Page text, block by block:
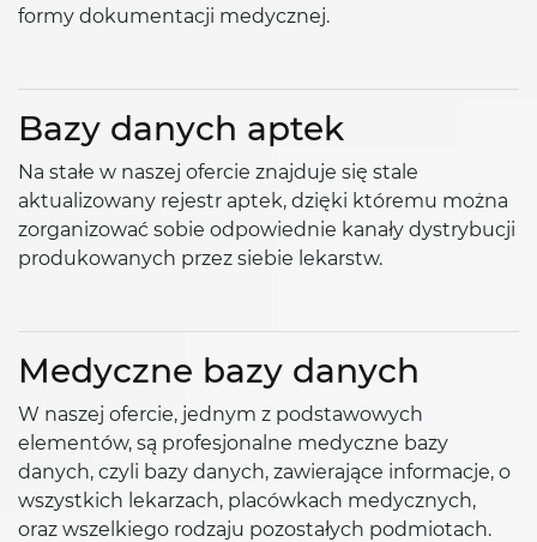
formy dokumentacji medycznej.
Bazy danych aptek
Na stałe w naszej ofercie znajduje się stale
aktualizowany rejestr aptek, dzięki któremu można
zorganizować sobie odpowiednie kanały dystrybucji
produkowanych przez siebie lekarstw.
Medyczne bazy danych
W naszej ofercie, jednym z podstawowych
elementów, są profesjonalne medyczne bazy
danych, czyli bazy danych, zawierające informacje, o
wszystkich lekarzach, placówkach medycznych,
oraz wszelkiego rodzaju pozostałych podmiotach.